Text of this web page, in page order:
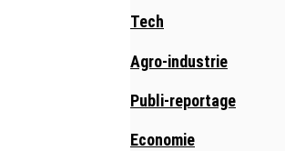
Tech
Agro-industrie
Publi-reportage
Economie